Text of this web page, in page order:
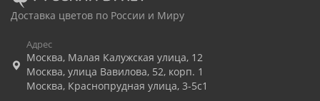
Доставка цветов по России и Миру
Адрес
Москва, Малая Калужская улица, 12
Москва, улица Вавилова, 52, корп. 1
Москва, Краснопрудная улица, 3-5с1